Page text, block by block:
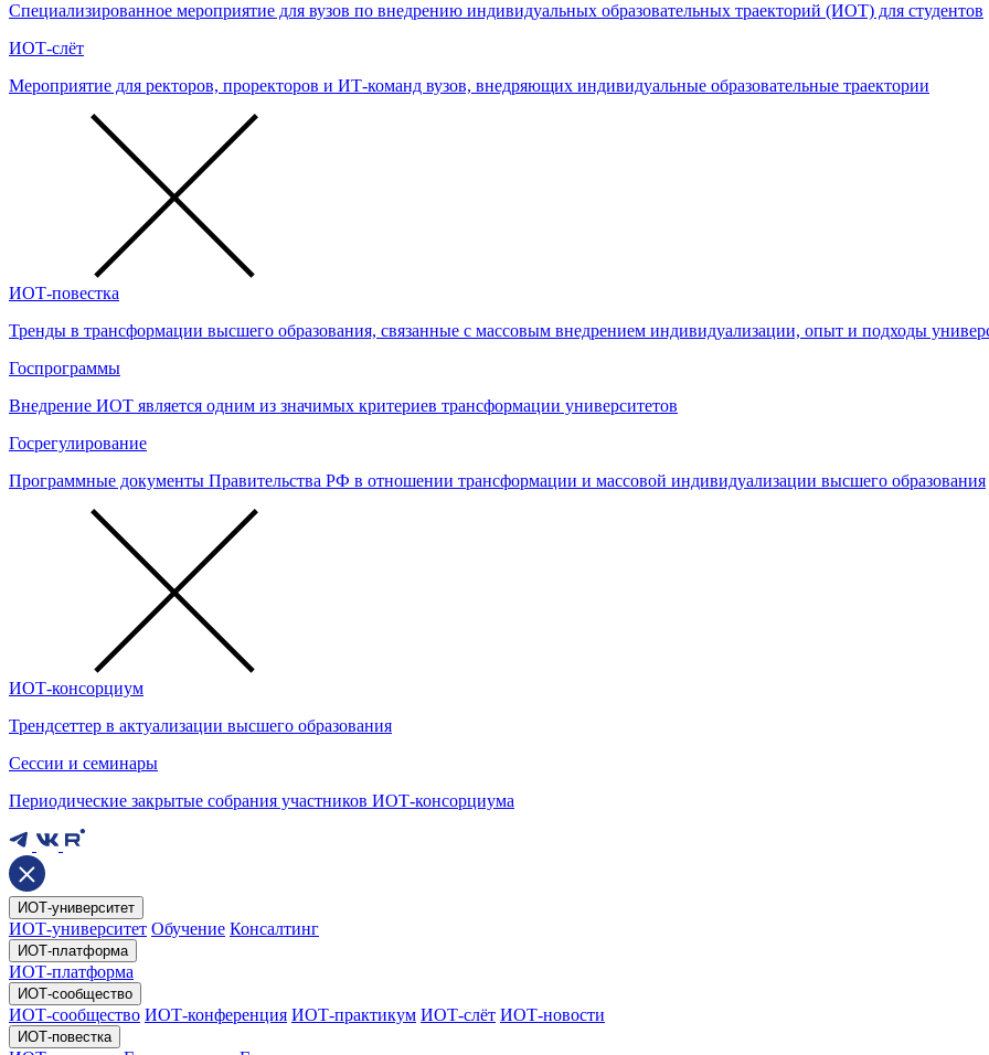
Cпециализированное мероприятие для вузов по внедрению индивидуальных образовательных траекторий (ИОТ) для студентов
ИОТ-слёт
Мероприятие для ректоров, проректоров и ИТ-команд вузов, внедряющих индивидуальные образовательные траектории
ИОТ-повестка
Тренды в трансформации высшего образования, связанные с массовым внедрением индивидуализации, опыт и подходы
Госпрограммы
Внедрение ИОТ является одним из значимых критериев трансформации университетов
Госрегулирование
Программные документы Правительства РФ в отношении трансформации и массовой индивидуализации высшего образования
ИОТ-консорциум
Трендсеттер в актуализации высшего образования
Сессии и семинары
Периодические закрытые собрания участников ИОТ-консорциума
ИОТ-университет
ИОТ-университет Обучение Консалтинг
ИОТ-платформа
ИОТ-платформа
ИОТ-сообщество
ИОТ-сообщество ИОТ-конференция ИОТ-практикум ИОТ-слёт ИОТ-новости
ИОТ-повестка